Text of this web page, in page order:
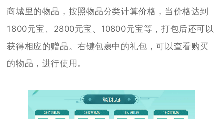
商城里的物品，按照物品分类计算价格，当价格达到
1800元宝、2800元宝、10800元宝等，打包后还可以
获得相应的赠品。右键包裹中的礼包，可以查看购买
的物品，进行使用。